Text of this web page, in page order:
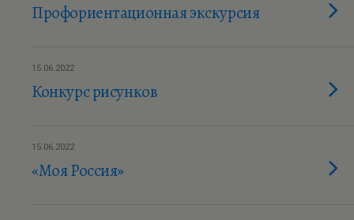
Профориентационная экскурсия
15.06.2022
Конкурс рисунков
15.06.2022
«Моя Россия»